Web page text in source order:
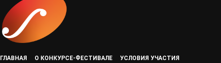
ГЛАВНАЯ О КОНКУРСЕ-ФЕСТИВАЛЕ
УСЛОВИЯ УЧАСТИЯ